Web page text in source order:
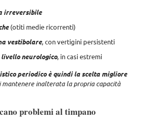
irreversibile
(otiti medie ricorrenti)
vestibolare, con vertigini persistenti
livello neurologico, in casi estremi
periodico è quindi la scelta migliore
mantenere inalterata la propria capacità
problemi al timpano